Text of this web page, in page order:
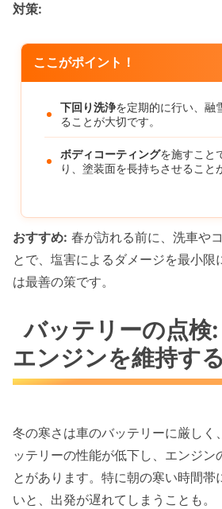
対策:
ここがポイント！
下回り洗浄を定期的に行い、融
ることが大切です。
ボディコーティングを施すこと
り、塗装面を長持ちさせること
おすすめ: 春が訪れる前に、洗車や
とで、塩害によるダメージを最小限
は最善の策です。
バッテリーの点検
エンジンを維持する
冬の寒さは車のバッテリーに厳しく
ッテリーの性能が低下し、エンジン
とがあります。特に朝の寒い時間帯
いと、出発が遅れてしまうことも。